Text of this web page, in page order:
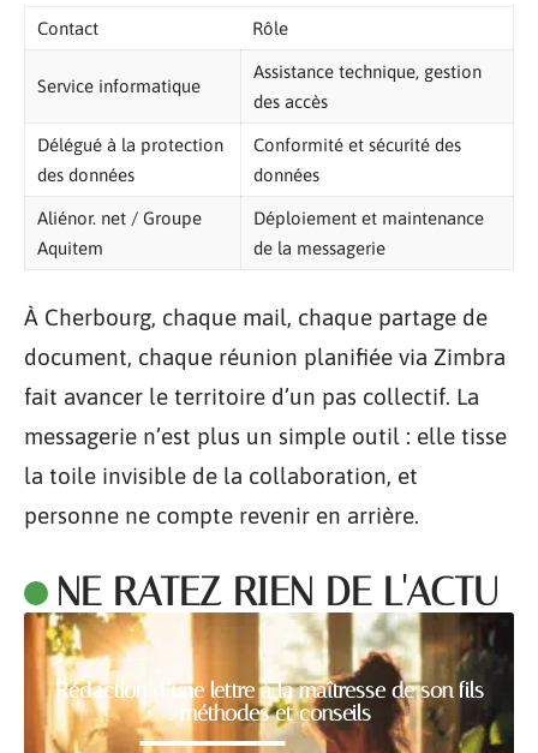
Contact Rôle
Service informatique
Assistance technique, gestion
des accès
Délégué à la protection
des données
Conformité et sécurité des
données
Aliénor. net / Groupe
Aquitem
Déploiement et maintenance
de la messagerie
À Cherbourg, chaque mail, chaque partage de
document, chaque réunion planifiée via Zimbra
fait avancer le territoire d’un pas collectif. La
messagerie n’est plus un simple outil : elle tisse
la toile invisible de la collaboration, et
personne ne compte revenir en arrière.
NE RATEZ RIEN DE L'ACTU
Rédaction d’une lettre à la maîtresse de son fils
: méthodes et conseils